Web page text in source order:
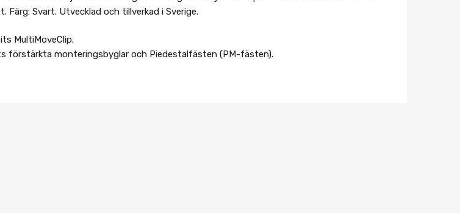
Svart. Utvecklad och tillverkad i Sverige.
MultiMoveClip.
förstärkta monteringsbyglar och Piedestalfästen (PM-fästen).